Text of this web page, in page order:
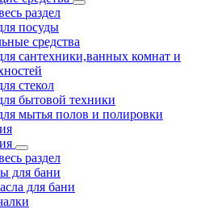
раздел
посуды
средства
сантехники,ванных комнат и
стекол
бытовой техники
мытья полов и полировки
раздел
для бани
для бани